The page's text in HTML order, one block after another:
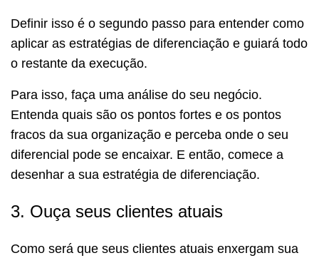
Definir isso é o segundo passo para entender como
aplicar as estratégias de diferenciação e guiará todo
o restante da execução.
Para isso, faça uma análise do seu negócio.
Entenda quais são os pontos fortes e os pontos
fracos da sua organização e perceba onde o seu
diferencial pode se encaixar. E então, comece a
desenhar a sua estratégia de diferenciação.
3. Ouça seus clientes atuais
Como será que seus clientes atuais enxergam sua